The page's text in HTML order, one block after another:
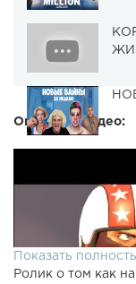
Описание видео:
Показать
Ролик о том как